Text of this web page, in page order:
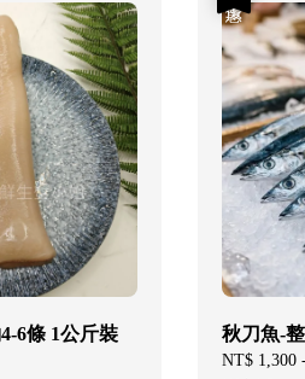
6條 1公斤裝 秋刀魚-
Sale
NT$ 1,300